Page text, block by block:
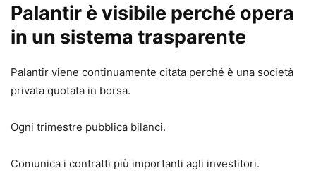
Palantir è visibile perché opera
in un sistema trasparente
Palantir viene continuamente citata perché è una società
privata quotata in borsa.
Ogni trimestre pubblica bilanci.
Comunica i contratti più importanti agli investitori.